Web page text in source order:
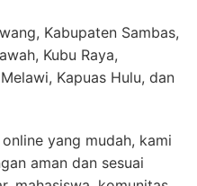
Kabupaten Sambas,
Kubu Raya,
Kapuas Hulu, dan
yang mudah, kami
aman dan sesuai